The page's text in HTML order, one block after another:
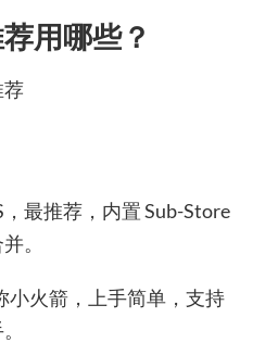
用哪些？
最推荐，内置 Sub-Store
。
小火箭，上手简单，支持